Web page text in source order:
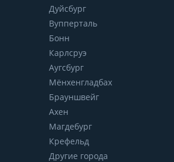
Дуйсбург
Вупперталь
Бонн
Карлсруэ
Аугсбург
Мёнхенгладбах
Брауншвейг
Ахен
Магдебург
Крефельд
Другие города